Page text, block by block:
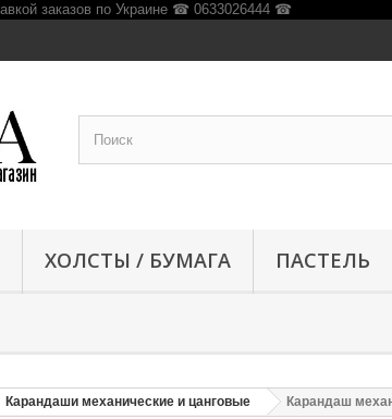
ХОЛСТЫ / БУМАГА ПАСТЕЛЬ
Карандаши механические и цанговые Карандаш